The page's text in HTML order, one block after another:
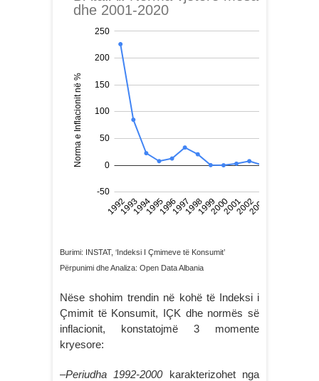
Burimi: INSTAT, ‘Indeksi I Çmimeve të Konsumit’
Përpunimi dhe Analiza: Open Data Albania
Nëse shohim trendin në kohë të Indeksi i
Çmimit të Konsumit, IÇK dhe normës së
inflacionit, konstatojmë 3 momente
kryesore:
–Periudha 1992-2000karakterizohet nga